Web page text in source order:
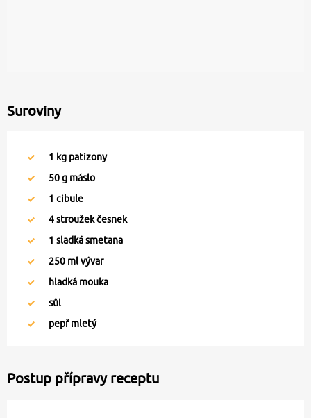
Suroviny
1 kg patizony
50g máslo
1 cibule
4stroužek česnek
1 sladká smetana
250 ml vývar
hladká mouka
sůl
pepř mletý
Postup přípravy receptu